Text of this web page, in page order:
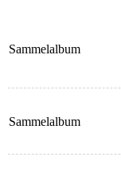
Sammelalbum
Sammelalbum